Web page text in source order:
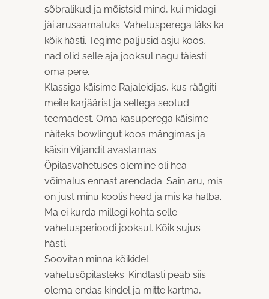
sõbralikud ja mõistsid mind, kui midagi
jäi arusaamatuks. Vahetusperega läks ka
kõik hästi. Tegime paljusid asju koos,
nad olid selle aja jooksul nagu täiesti
oma pere.
Klassiga käisime Rajaleidjas, kus räägiti
meile karjäärist ja sellega seotud
teemadest. Oma kasuperega käisime
näiteks bowlingut koos mängimas ja
käisin Viljandit avastamas.
Õpilasvahetuses olemine oli hea
võimalus ennast arendada. Sain aru, mis
on just minu koolis head ja mis ka halba.
Ma ei kurda millegi kohta selle
vahetusperioodi jooksul. Kõik sujus
hästi.
Soovitan minna kõikidel
vahetusõpilasteks. Kindlasti peab siis
olema endas kindel ja mitte kartma,